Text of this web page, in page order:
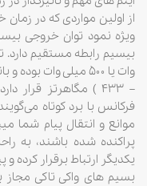
از اولین مواردی که در زمان
ویژه نمود توان خروجی
فرکانس با برد کوتاه
پراکنده شده باشند، به
یکدیگر ارتباط برقرار کرده و